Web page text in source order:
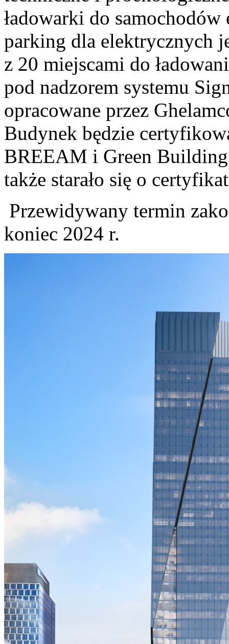
ładowarki do
parking dla elektrycznych
z 20 miejscami do
pod nadzorem systemu
opracowane przez
Budynek będzie
BREEAM i Green Building
także starało się o
Przewidywany termin
koniec 2024 r.